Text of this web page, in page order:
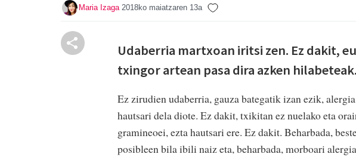
Maria Izaga 2018ko maiatzaren 13a
Udaberria martxoan iritsi zen. Ez dakit,
txingor artean pasa dira azken hilabeteak.
Ez zirudien udaberria, gauza bategatik izan ezik,
hautsari dela diote. Ez dakit, txikitan ez nuelako eta
gramineoei, ezta hautsari ere. Ez dakit. Beharbada,
posibleen bila ibili naiz eta, beharbada, morboari